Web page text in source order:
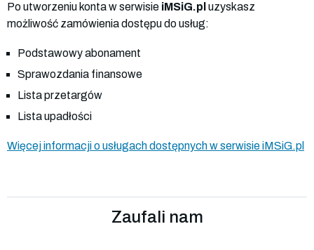
Po utworzeniu konta w serwisie iMSiG.pl uzyskasz
możliwość zamówienia dostępu do usług:
Podstawowy abonament
Sprawozdania finansowe
Lista przetargów
Lista upadłości
Więcej informacji o usługach dostępnych w serwisie iMSiG.pl
Zaufali nam